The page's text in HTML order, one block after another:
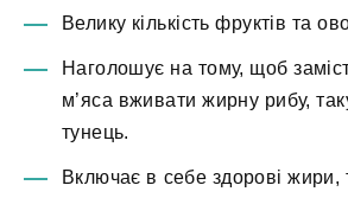
Велику кількість фруктів та
Наголошує на тому, щоб
м’яса вживати жирну рибу,
тунець.
Включає в себе здорові жири,